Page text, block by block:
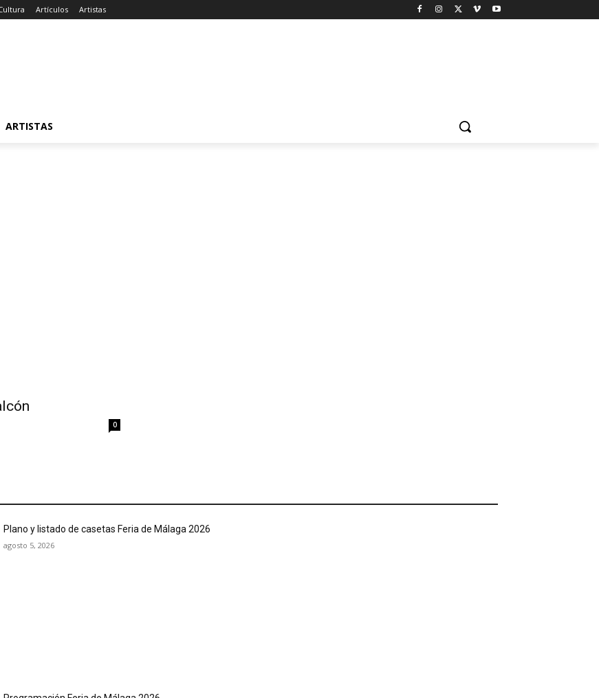
Artículos Artistas
ARTISTAS
0
Plano y listado de casetas Feria de Málaga 2026
agosto 5, 2026